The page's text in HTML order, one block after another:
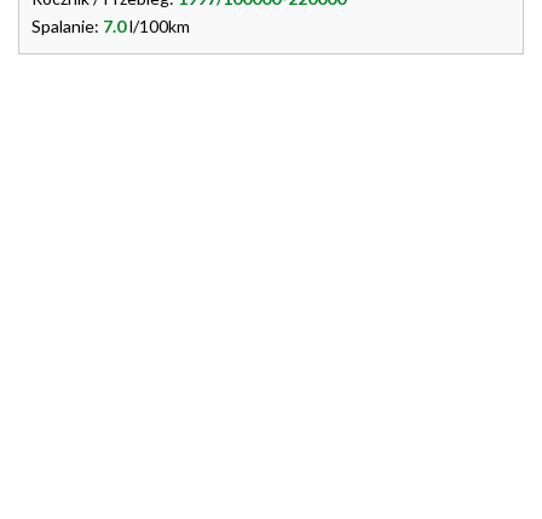
Spalanie: 7.0l/100km